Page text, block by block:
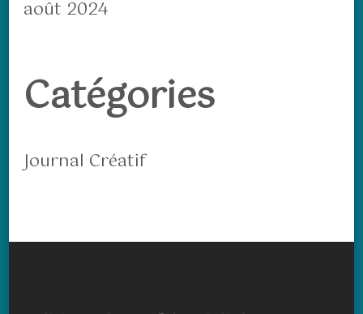
août 2024
Catégories
Journal Créatif